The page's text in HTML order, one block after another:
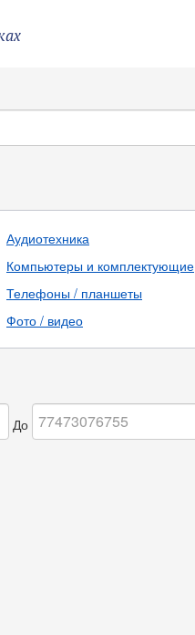
Аудиотехника
Компьютеры и комплектующие
Телефоны / планшеты
Фото / видео
До